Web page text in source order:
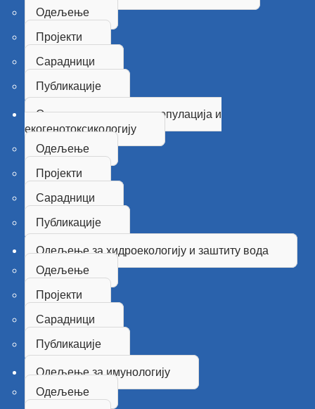
Одељење
Пројекти
Сарадници
Публикације
Одељење за генетику популација и
екогенотоксикологију
Одељење
Пројекти
Сарадници
Публикације
Одељење за хидроекологију и заштиту вода
Одељење
Пројекти
Сарадници
Публикације
Одељење за имунологију
Одељење